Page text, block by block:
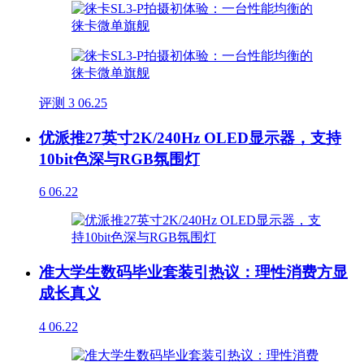
评测 3 06.25
优派推27英寸2K/240Hz OLED显示器，支持
10bit色深与RGB氛围灯
6 06.22
准大学生数码毕业套装引热议：理性消费方显
成长真义
4 06.22